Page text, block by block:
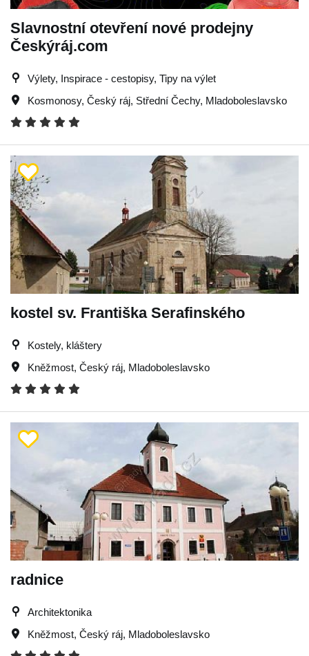
Slavnostní otevření nové prodejny
Českýráj.com
Výlety, Inspirace - cestopisy, Tipy na výlet
Kosmonosy, Český ráj, Střední Čechy, Mladoboleslavsko
kostel sv. Františka Serafinského
Kostely, kláštery
Kněžmost, Český ráj, Mladoboleslavsko
radnice
Architektonika
Kněžmost, Český ráj, Mladoboleslavsko